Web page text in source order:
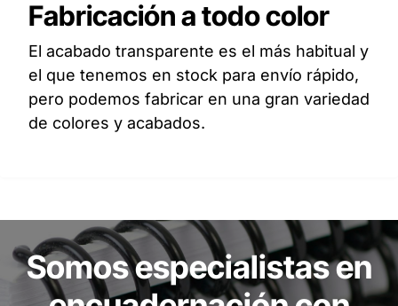
Fabricación a todo color
El acabado transparente es el más habitual y
el que tenemos en stock para envío rápido,
pero podemos fabricar en una gran variedad
de colores y acabados.
Somos especialistas en